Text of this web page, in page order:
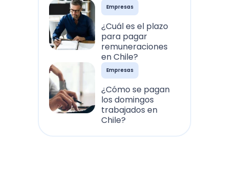
Empresas
¿Cuál es el plazo
para pagar
remuneraciones
en Chile?
Empresas
¿Cómo se pagan
los domingos
trabajados en
Chile?